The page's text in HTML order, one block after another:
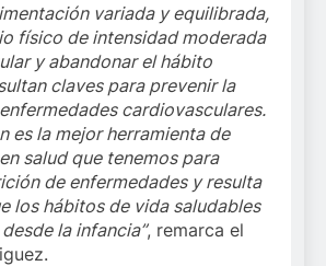
variada y equilibrada,
físico de intensidad moderada
y abandonar el hábito
claves para prevenir la
cardiovasculares.
es la mejor herramienta de
salud que tenemos para
de enfermedades y resulta
los hábitos de vida saludables
la infancia”, remarca el